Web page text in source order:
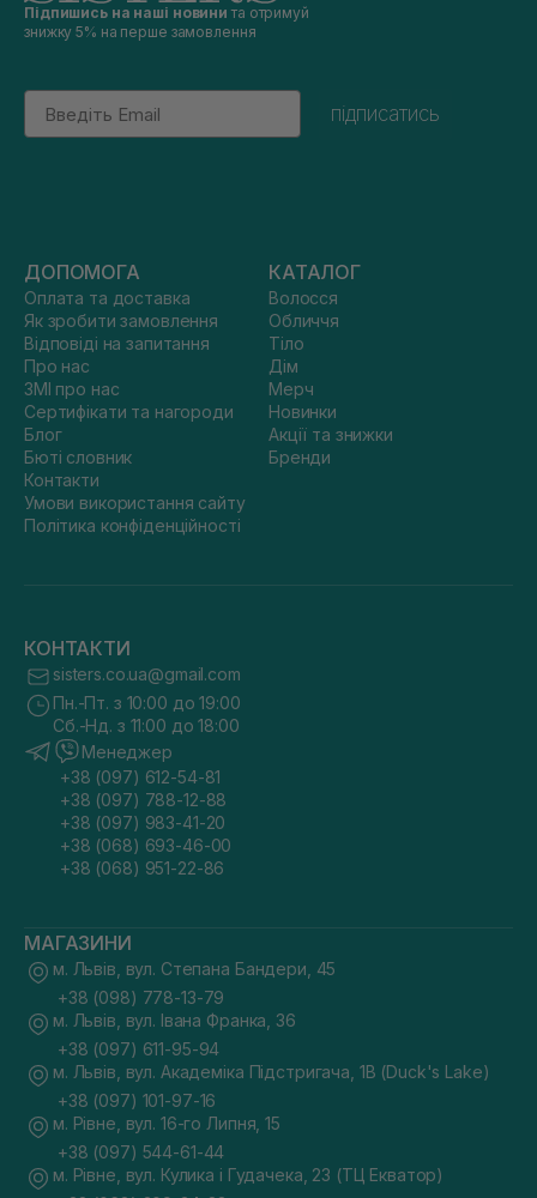
Підпишись на наші новини та отримуй
знижку 5% на перше замовлення
Email
підписатись
ДОПОМОГА
Оплата та доставка
Як зробити замовлення
Відповіді на запитання
Про нас
ЗМІ про нас
Сертифікати та нагороди
Блог
Бюті словник
Контакти
Умови використання сайту
Політика конфіденційності
КАТАЛОГ
Волосся
Обличчя
Тіло
Дім
Мерч
Новинки
Акції та знижки
Бренди
КОНТАКТИ
sisters.co.ua@gmail.com
Пн.-Пт. з 10:00 до 19:00
Сб.-Нд. з 11:00 до 18:00
Менеджер
+38 (097) 612-54-81
+38 (097) 788-12-88
+38 (097) 983-41-20
+38 (068) 693-46-00
+38 (068) 951-22-86
МАГАЗИНИ
м. Львів, вул. Степана Бандери, 45
+38 (098) 778-13-79
м. Львів, вул. Івана Франка, 36
+38 (097) 611-95-94
м. Львів, вул. Академіка Підстригача, 1В (Duck's Lake)
+38 (097) 101-97-16
м. Рівне, вул. 16-го Липня, 15
+38 (097) 544-61-44
м. Рівне, вул. Кулика і Гудачека, 23 (ТЦ Екватор)